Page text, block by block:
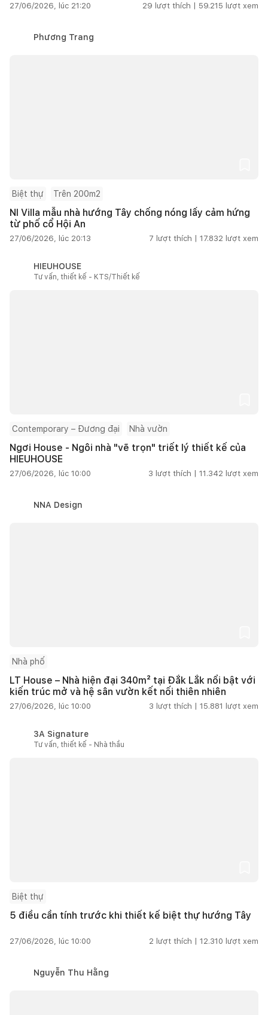
27/06/2026, lúc 21:20 29 lượt thích | 59.215 lượt xem
Phương Trang
Biệt thự Trên 200m2
NI Villa mẫu nhà hướng Tây chống nóng lấy cảm hứng
từ phố cổ Hội An
27/06/2026, lúc 20:13 7 lượt thích | 17.832 lượt xem
HIEUHOUSE
Tư vấn, thiết kế - KTS/Thiết kế
Contemporary – Đương đại Nhà vườn
Ngơi House - Ngôi nhà "vẽ trọn" triết lý thiết kế của
HIEUHOUSE
27/06/2026, lúc 10:00 3 lượt thích | 11.342 lượt xem
NNA Design
Nhà phố
LT House – Nhà hiện đại 340m² tại Đắk Lắk nổi bật với
kiến trúc mở và hệ sân vườn kết nối thiên nhiên
27/06/2026, lúc 10:00 3 lượt thích | 15.881 lượt xem
3A Signature
Tư vấn, thiết kế - Nhà thầu
Biệt thự
5 điều cần tính trước khi thiết kế biệt thự hướng Tây
27/06/2026, lúc 10:00 2 lượt thích | 12.310 lượt xem
Nguyễn Thu Hằng